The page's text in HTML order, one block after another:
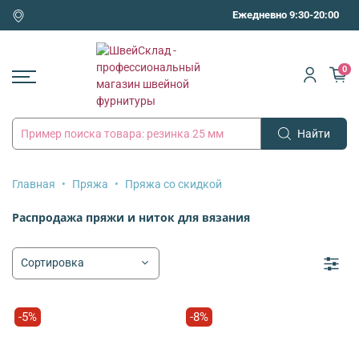
Ежедневно 9:30-20:00
Найти
0
Главная Пряжа Пряжа со скидкой
Распродажа пряжи и ниток для вязания
-5% -8%